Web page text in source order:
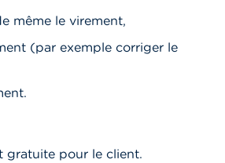
même le virement,
(par exemple corriger le
gratuite pour le client.